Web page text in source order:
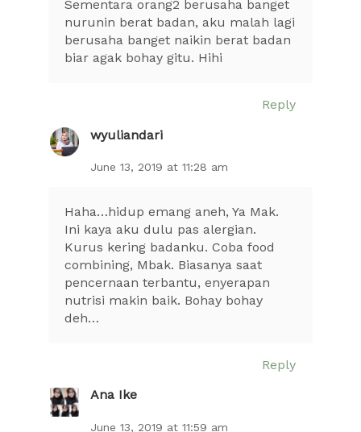
Sementara orang2 berusaha banget
nurunin berat badan, aku malah lagi
berusaha banget naikin berat badan
biar agak bohay gitu. Hihi
Reply
wyuliandari
June 13, 2019 at 11:28 am
Haha…hidup emang aneh, Ya Mak.
Ini kaya aku dulu pas alergian.
Kurus kering badanku. Coba food
combining, Mbak. Biasanya saat
pencernaan terbantu, enyerapan
nutrisi makin baik. Bohay bohay
deh…
Reply
Ana Ike
June 13, 2019 at 11:59 am